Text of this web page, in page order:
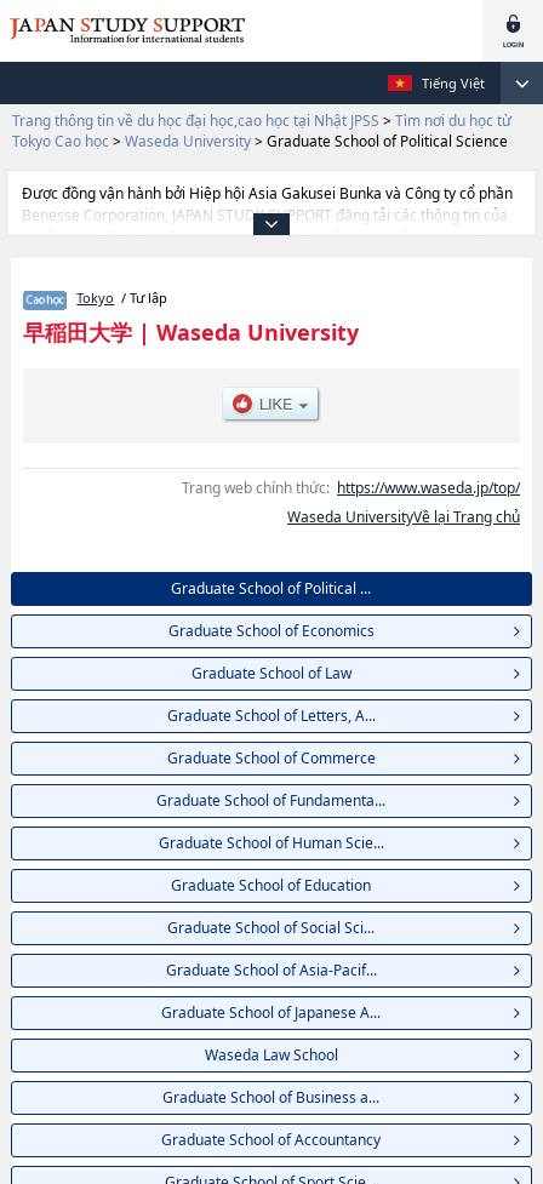
Tiếng Việt
Trang thông tin về du học đại học,cao học tại Nhật JPSS > Tìm nơi du học từ
Tokyo Cao học > Waseda University> Graduate School of Political Science
Được đồng vận hành bởi Hiệp hội Asia Gakusei Bunka và Công ty cổ phần
Benesse Corporation, JAPAN STUDY SUPPORT đăng tải các thông tin của
khoảng 1.300 trường đại học, cao học, trường đại học ngắn hạn, trường
cần thiết dành cho du học sinh, như là về các Graduate School of Political
SciencehoặcGraduate School of EconomicshoặcGraduate School of
LawhoặcGraduate School of Letters, Arts and ScienceshoặcGraduate
EngineeringhoặcGraduate School of Human ScienceshoặcGraduate
School of EducationhoặcGraduate School of Social ScienceshoặcGraduate
FinancehoặcGraduate School of AccountancyhoặcGraduate School of
Sport ScienceshoặcGraduate School of Creative Science and
EngineeringhoặcGraduate school of Advanced Science and
Communication Studies, thông tin về từng khoa nghiên cứu, thông tin liên
quan đến thi tuyển như số lượng tuyển sinh, số lượng trúng tuyển, cở sở
trang thiết bị, hướng dẫn địa điểm v.v...
Tokyo / Tư lập
早稲田大学| Waseda University
Trang web chính thức: https://www.waseda.jp/top/
Waseda UniversityVề lại Trang chủ
Graduate School of Political ...
Graduate School of Economics
Graduate School of Law
Graduate School of Letters, A...
Graduate School of Commerce
Graduate School of Fundamenta...
Graduate School of Human Scie...
Graduate School of Education
Graduate School of Social Sci...
Graduate School of Asia-Pacif...
Graduate School of Japanese A...
Waseda Law School
Graduate School of Business a...
Graduate School of Accountancy